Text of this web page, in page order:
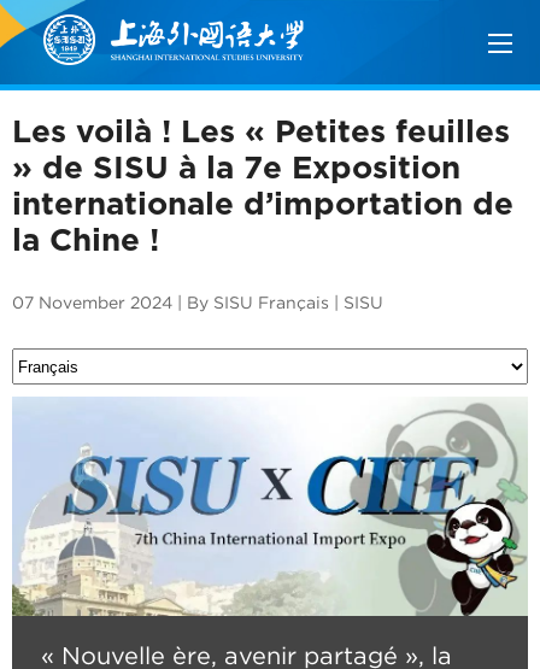
Les voilà ! Les « Petites feuilles
» de SISU à la 7e Exposition
internationale d’importation de
la Chine !
07 November 2024 | By SISU Français | SISU
« Nouvelle ère, avenir partagé », la